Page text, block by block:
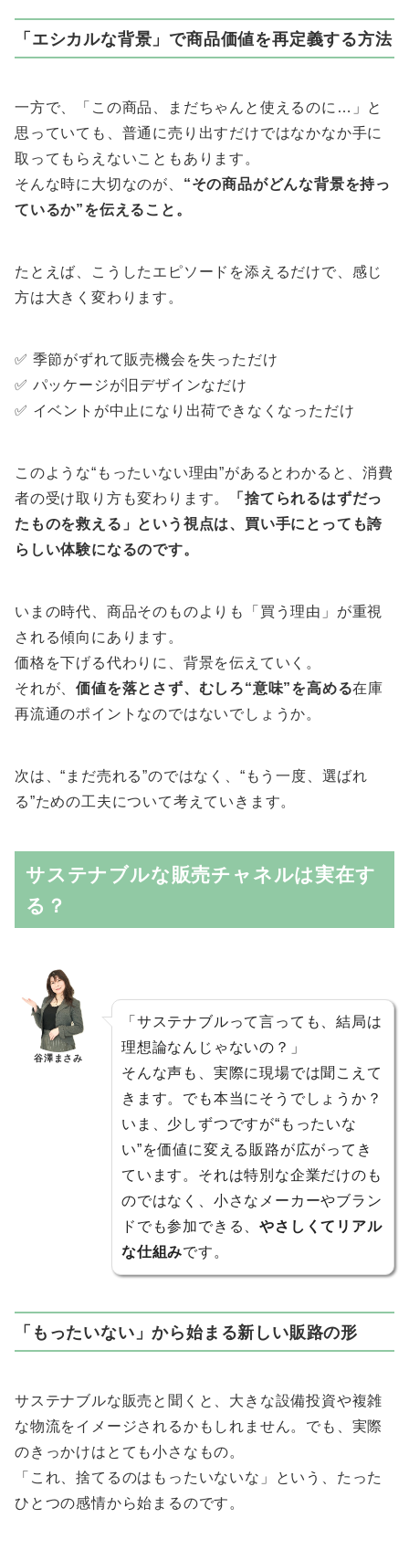
「エシカルな背景」で商品価値を再定義する方法
一方で、「この商品、まだちゃんと使えるのに…」と
思っていても、普通に売り出すだけではなかなか手に
取ってもらえないこともあります。
そんな時に大切なのが、 “その商品がどんな背景を持っ
ているか”を伝えること。
たとえば、こうしたエピソードを添えるだけで、感じ
方は大きく変わります。
✅ 季節がずれて販売機会を失っただけ
✅ パッケージが旧デザインなだけ
✅ イベントが中止になり出荷できなくなっただけ
このような“もったいない理由”があるとわかると、消費
者の受け取り方も変わります。
「捨てられるはずだっ
たものを救える」という視点は、買い手にとっても誇
らしい体験になるのです。
いまの時代、商品そのものよりも「買う理由」が重視
される傾向にあります。
価格を下げる代わりに、背景を伝えていく。
それが、価値を落とさず、むしろ“意味”を高める在庫
再流通のポイントなのではないでしょうか。
次は、“まだ売れる”のではなく、“もう一度、選ばれ
る”ための工夫について考えていきます。
サステナブルな販売チャネルは実在す
る？
谷澤まさみ
「サステナブルって言っても、結局は
理想論なんじゃないの？」
そんな声も、実際に現場では聞こえて
きます。でも本当にそうでしょうか？
いま、少しずつですが“もったいな
い”を価値に変える販路が広がってき
ています。それは特別な企業だけのも
のではなく、小さなメーカーやブラン
ドでも参加できる、やさしくてリアル
な仕組みです。
「もったいない」から始まる新しい販路の形
サステナブルな販売と聞くと、大きな設備投資や複雑
な物流をイメージされるかもしれません。でも、実際
のきっかけはとても小さなもの。
「これ、捨てるのはもったいないな」という、たった
ひとつの感情から始まるのです。